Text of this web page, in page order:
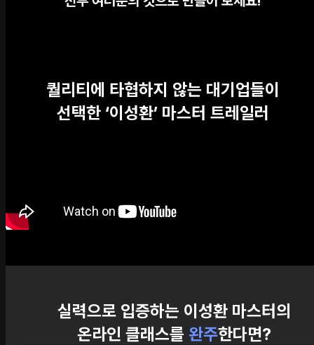
퀄리티에 타협하지 않는 대기업들이
선택한 ‘이성환’ 마스터 트레일러
실력으로 입증하는 이성환 마스터의
온라인 클래스를 완주한다면?